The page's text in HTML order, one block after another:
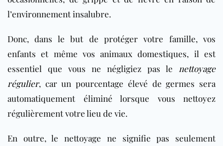
l’environnement insalubre.
Donc, dans le but de protéger votre famille, vos
enfants et même vos animaux domestiques, il est
essentiel que vous ne négligiez pas le nettoyage
régulier, car un pourcentage élevé de germes sera
automatiquement éliminé lorsque vous nettoyez
régulièrement votre lieu de vie.
En outre, le nettoyage ne signifie pas seulement